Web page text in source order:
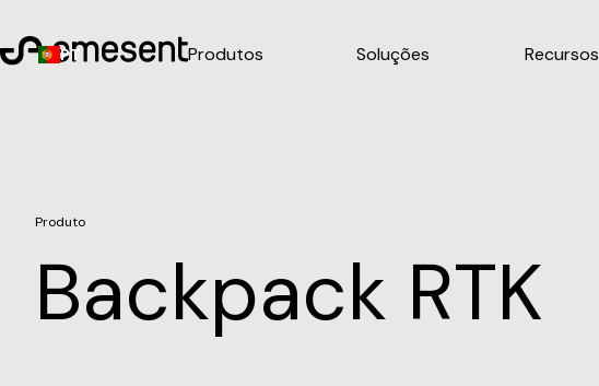
Produtos Soluções Recursos
Produto
Backpack RTK
PT